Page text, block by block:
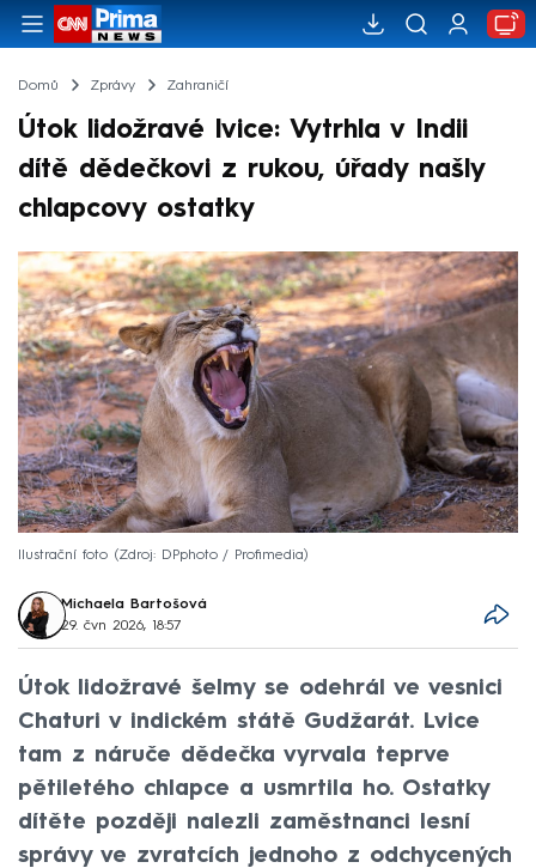
Domů Zprávy Zahraničí
Útok lidožravé lvice: Vytrhla v Indii
dítě dědečkovi z rukou, úřady našly
chlapcovy ostatky
Ilustrační foto Zdroj: DPphoto / Profimedia
Michaela Bartošová
29. čvn 2026, 18:57
Útok lidožravé šelmy se odehrál ve vesnici
Chaturi v indickém státě Gudžarát. Lvice
tam z náruče dědečka vyrvala teprve
pětiletého chlapce a usmrtila ho. Ostatky
dítěte později nalezli zaměstnanci lesní
správy ve zvratcích jednoho z odchycených